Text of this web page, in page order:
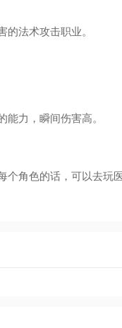
的法术攻击职业。
能力，瞬间伤害高。
个角色的话，可以去玩